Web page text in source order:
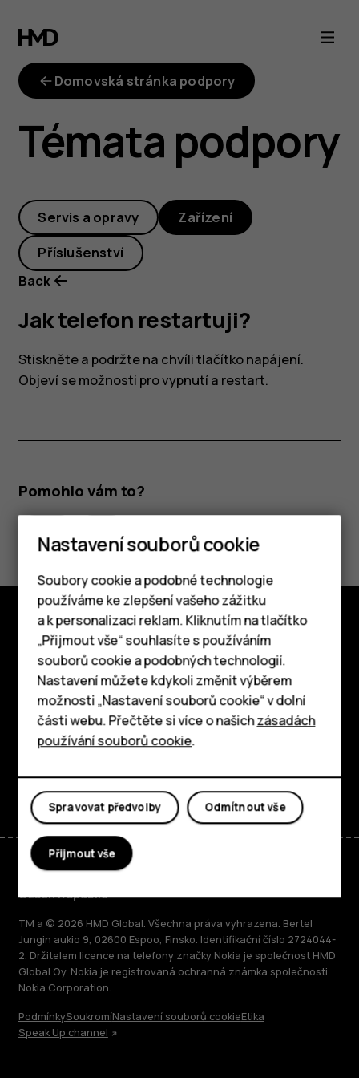
Jak
telefon
restartuji?
Chytré telefony
Tlačítkové telefony
Tablety
Domovská stránka podpory
Témata podpory
Servis a opravy Zařízení
Příslušenství
Back
Jak telefon restartuji?
Stiskněte a podržte na chvíli tlačítko napájení.
Objeví se možnosti pro vypnutí a restart.
Pomohlo vám to?
Prozkoumat
O nás
Planet and people
Podpora
FacebookInstagram
TiktokYoutubeLinkedinDiscord
Czech Republic
TM a © 2026 HMD Global. Všechna práva vyhrazena. Bertel
Jungin aukio 9, 02600 Espoo, Finsko. Identifikační číslo 2724044-
2. Držitelem licence na telefony značky Nokia je společnost HMD
Global Oy. Nokia je registrovaná ochranná známka společnosti
Nokia Corporation.
PodmínkySoukromíNastavení souborů cookieEtika
Speak Up channel
Nastavení souborů cookie
Soubory cookie a podobné technologie
používáme ke zlepšení vašeho zážitku
a k personalizaci reklam. Kliknutím na tlačítko
„Přijmout vše“ souhlasíte s používáním
souborů cookie a podobných technologií.
Nastavení můžete kdykoli změnit výběrem
možnosti „Nastavení souborů cookie“ v dolní
části webu. Přečtěte si více o našichzásadách
používání souborů cookie.
Odmítnout vše
Spravovat předvolby
Přijmout vše